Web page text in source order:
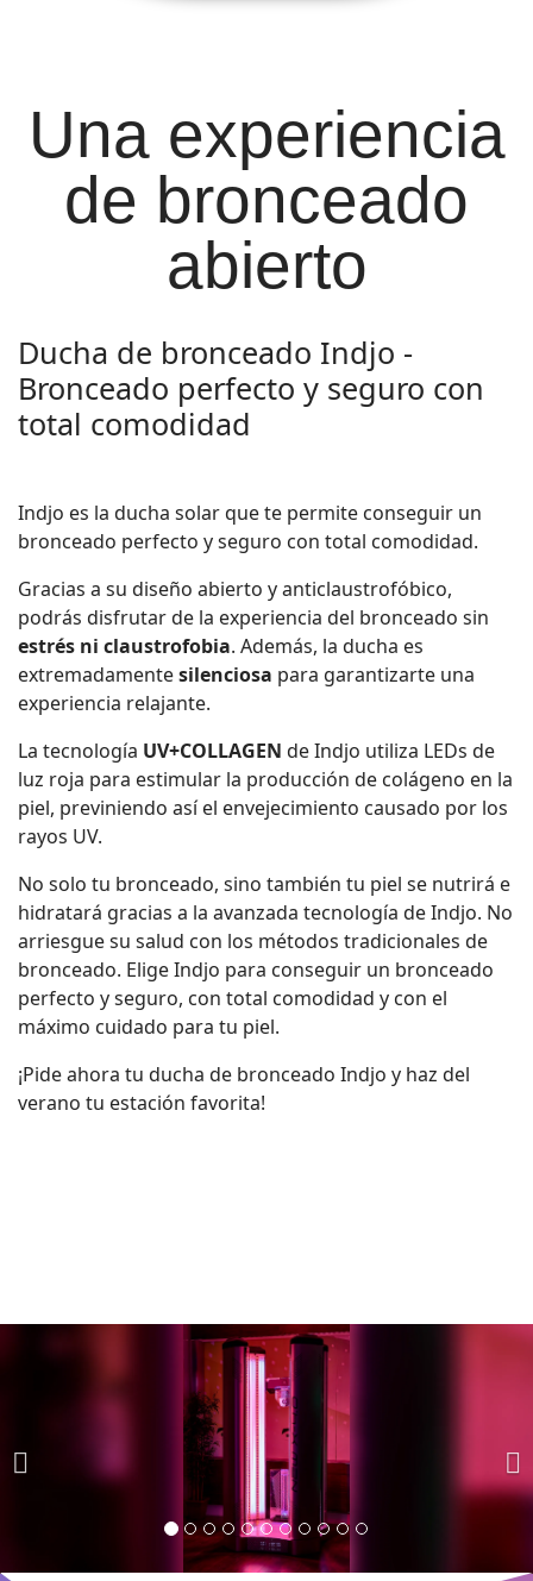
Una experiencia
de bronceado
abierto
Ducha de bronceado Indjo -
Bronceado perfecto y seguro con
total comodidad
Indjo es la ducha solar que te permite conseguir un
bronceado perfecto y seguro con total comodidad.
Gracias a su diseño abierto y anticlaustrofóbico,
podrás disfrutar de la experiencia del bronceado sin
estrés ni claustrofobia. Además, la ducha es
extremadamentesilenciosa para garantizarte una
experiencia relajante.
La tecnología UV+COLLAGEN de Indjo utiliza LEDs de
luz roja para estimular la producción de colágeno en la
piel, previniendo así el envejecimiento causado por los
rayos UV.
No solo tu bronceado, sino también tu piel se nutrirá e
hidratará gracias a la avanzada tecnología de Indjo. No
arriesgue su salud con los métodos tradicionales de
bronceado. Elige Indjo para conseguir un bronceado
perfecto y seguro, con total comodidad y con el
máximo cuidado para tu piel.
¡Pide ahora tu ducha de bronceado Indjo y haz del
verano tu estación favorita!